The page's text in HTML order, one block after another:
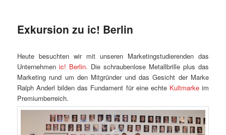
Exkursion zu ic! Berlin
Heute besuchten wir mit unseren Marketingstudierenden das
Unternehmenic! Berlin. Die schraubenlose Metallbrille plus das
Marketing rund um den Mitgründer und das Gesicht der Marke
Ralph Anderl bilden das Fundament für eine echte Kultmarkeim
Premiumberreich.